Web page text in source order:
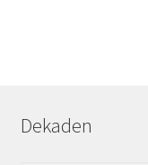
Dekaden